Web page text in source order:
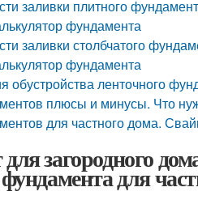
заливки плитного
фундамента
заливки столбчатого
фундамента
обустройства ленточного
плюсы и минусы. Что
для частного дома.
загородного
для